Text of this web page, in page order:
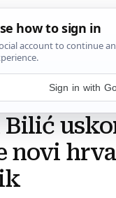
DVIJE GODINE
Bilić
novi
Sign in with